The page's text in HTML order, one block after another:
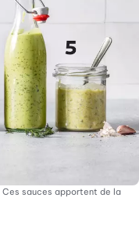
Ces sauces apportent de la